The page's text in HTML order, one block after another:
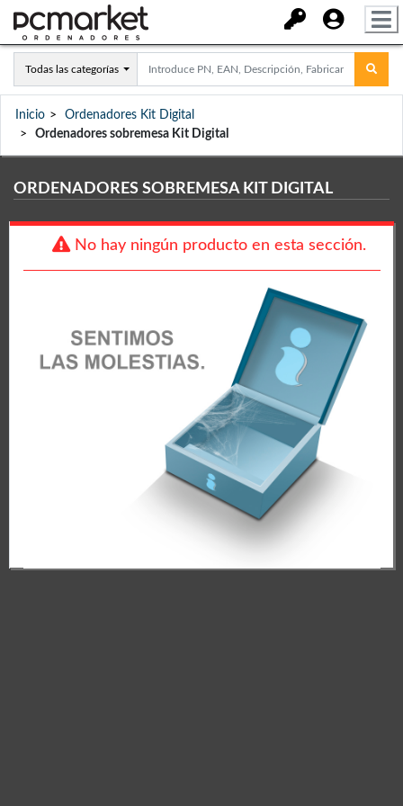
Todas las categorías
Inicio
Ordenadores Kit Digital
Ordenadores sobremesa Kit Digital
ORDENADORES SOBREMESA KIT DIGITAL
No hay ningún producto en esta sección.